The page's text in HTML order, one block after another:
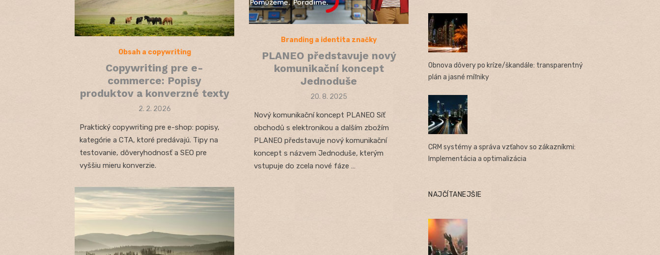
Obsah a copywriting
Copywriting pre e-
commerce: Popisy
produktov a konverzné texty
Posted
2. 2. 2026
Praktický copywriting pre e-shop: popisy,
kategórie a CTA, ktoré predávajú. Tipy na
testovanie, dôveryhodnosť a SEO pre
vyššiu mieru konverzie.
Branding a identita značky
PLANEO představuje nový
komunikační koncept
Jednoduše
Posted
20. 8. 2025
Nový komunikační koncept PLANEO Síť
obchodů s elektronikou a dalším zbožím
PLANEO představuje nový komunikační
koncept s názvem Jednoduše, kterým
vstupuje do zcela nové fáze …
Obnova dôvery po kríze/škandále: transparentný
plán a jasné míľniky
CRM systémy a správa vzťahov so zákazníkmi:
Implementácia a optimalizácia
NAJČÍTANEJŠIE